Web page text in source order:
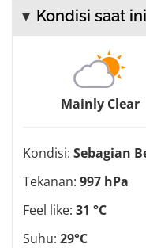
Kondisi saat ini
Mainly Clear
Kondisi: Sebagian
Tekanan: 997 hPa
Feel like: 31 °C
Suhu: 29°C